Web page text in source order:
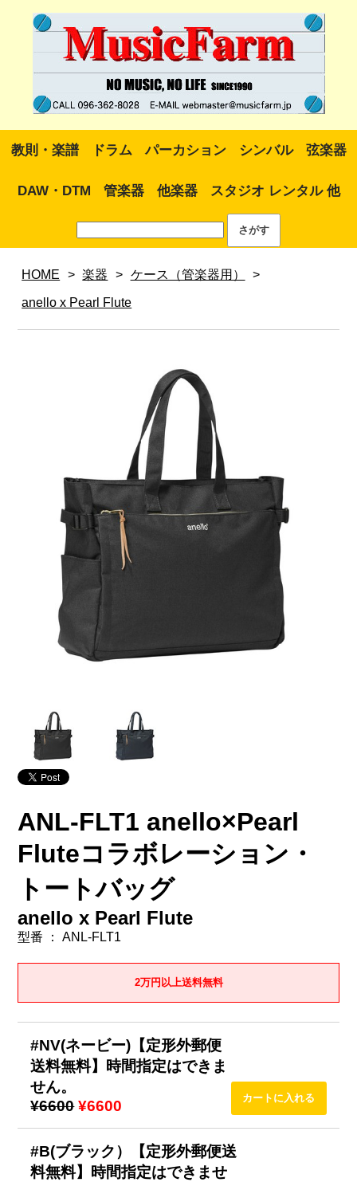
教則・楽譜 ドラム パーカション シンバル 弦楽器
DAW・DTM 管楽器 他楽器 スタジオ レンタル 他
HOME > 楽器 > ケース（管楽器用） >
anello x Pearl Flute
ANL-FLT1 anello×Pearl
Fluteコラボレーション・
トートバッグ
anello x Pearl Flute
型番 ： ANL-FLT1
2万円以上送料無料
#NV(ネービー)【定形外郵便
送料無料】時間指定はできま
せん。
¥6600 ¥6600
#B(ブラック）【定形外郵便送
料無料】時間指定はできませ